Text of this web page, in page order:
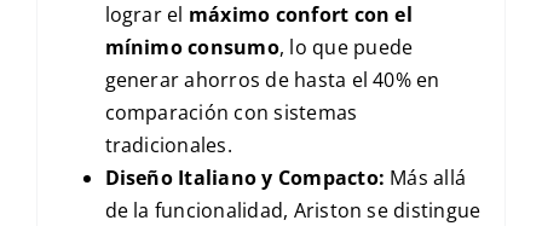
lograr el máximo confort con el
mínimo consumo, lo que puede
generar ahorros de hasta el 40% en
comparación con sistemas
tradicionales.
Diseño Italiano y Compacto: Más allá
de la funcionalidad, Ariston se distingue